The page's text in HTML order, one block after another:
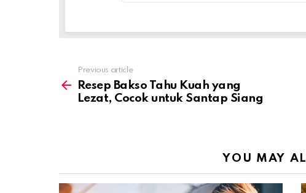
more
Previous article
Resep Bakso Tahu Kuah yang
Lezat, Cocok untuk Santap Siang
YOU MAY